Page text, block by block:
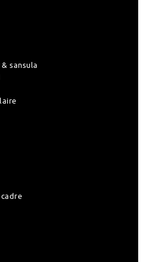
sansula